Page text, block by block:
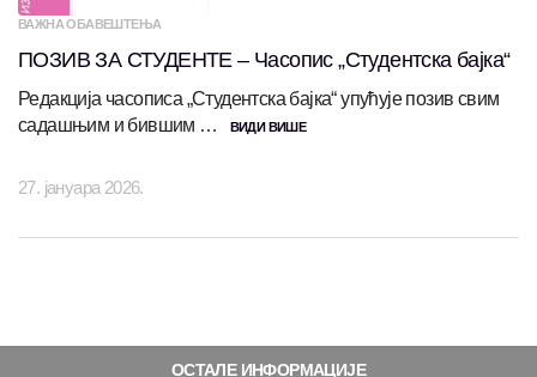
ВАЖНА ОБАВЕШТЕЊА
ПОЗИВ ЗА СТУДЕНТЕ – Часопис „Студентска бајка“
Редакција часописа „Студентска бајка“ упућује позив свим
садашњим и бившим …
ВИДИ ВИШЕ
27. јануара 2026.
ОСТАЛЕ ИНФОРМАЦИЈЕ